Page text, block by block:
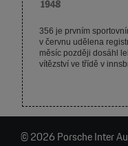
© 2026 Porsche Inter